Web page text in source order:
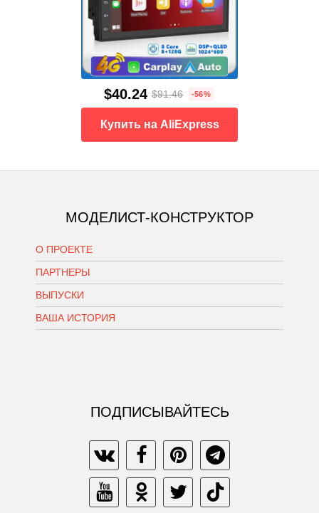
$40.24 $91.46 -56%
Купить на AliExpress
МОДЕЛИСТ-КОНСТРУКТОР
О ПРОЕКТЕ
ПАРТНЕРЫ
ВЫПУСКИ
ВАША ИСТОРИЯ
ПОДПИСЫВАЙТЕСЬ